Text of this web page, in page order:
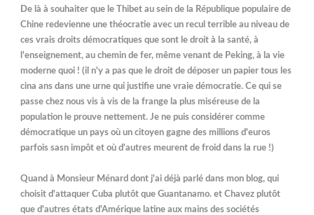
De là à souhaiter que le Thibet au sein de la République populaire de
Chine redevienne une théocratie avec un recul terrible au niveau de
ces vrais droits démocratiques que sont le droit à la santé, à
l'enseignement, au chemin de fer, même venant de Peking, à la vie
moderne quoi ! (il n'y a pas que le droit de déposer un papier tous les
cina ans dans une urne qui justifie une vraie démocratie. Ce qui se
passe chez nous vis à vis de la frange la plus miséreuse de la
population le prouve nettement. Je ne puis considérer comme
démocratique un pays où un citoyen gagne des millions d'euros
parfois sasn impôt et où d'autres meurent de froid dans la rue !)
Quand à Monsieur Ménard dont j'ai déjà parlé dans mon blog, qui
choisit d'attaquer Cuba plutôt que Guantanamo. et Chavez plutôt
que d'autres états d'Amérique latine aux mains des sociétés